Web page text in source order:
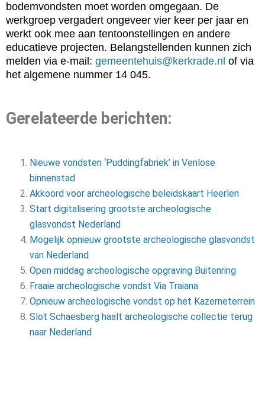
bodemvondsten moet worden omgegaan. De
werkgroep vergadert ongeveer vier keer per jaar en
werkt ook mee aan tentoonstellingen en andere
educatieve projecten. Belangstellenden kunnen zich
melden via e-mail: gemeentehuis@kerkrade.nl of via
het algemene nummer 14 045.
Gerelateerde berichten:
Nieuwe vondsten ‘Puddingfabriek’ in Venlose
binnenstad
Akkoord voor archeologische beleidskaart Heerlen
Start digitalisering grootste archeologische
glasvondst Nederland
Mogelijk opnieuw grootste archeologische glasvondst
van Nederland
Open middag archeologische opgraving Buitenring
Fraaie archeologische vondst Via Traiana
Opnieuw archeologische vondst op het Kazerneterrein
Slot Schaesberg haalt archeologische collectie terug
naar Nederland